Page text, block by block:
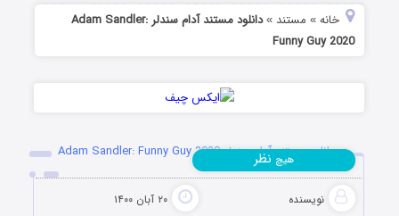
خانه » مستند »
دانلود مستند آدام سندلر Adam Sandler:
Funny Guy 2020
دانلود مستند آدام سندلر Adam Sandler: Funny Guy 2020
نویسنده ۲۰ آبان ۱۴۰۰
هیچ نظر